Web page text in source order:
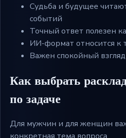
Судьба и будущее
событий
Точный ответ полезен
ИИ-формат относится к
Важен спокойный
Как выбрать
по задаче
Для мужчин и для женщин